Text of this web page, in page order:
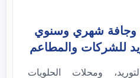
وجافة شهري وسنوي
للشركات والمطاعم
ومحلات الحلويات